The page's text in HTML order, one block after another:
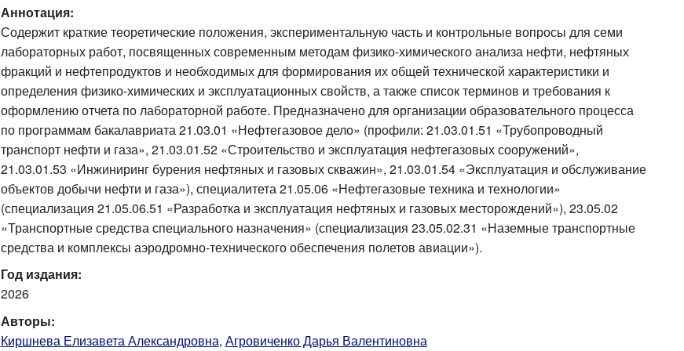
Аннотация:
Содержит краткие теоретические положения, экспериментальную часть и контрольные вопросы для семи
лабораторных работ, посвященных современным методам физико-химического анализа нефти, нефтяных
фракций и нефтепродуктов и необходимых для формирования их общей технической характеристики и
определения физико-химических и эксплуатационных свойств, а также список терминов и требования к
оформлению отчета по лабораторной работе. Предназначено для организации образовательного процесса
по программам бакалавриата 21.03.01 «Нефтегазовое дело» (профили: 21.03.01.51 «Трубопроводный
транспорт нефти и газа», 21.03.01.52 «Строительство и эксплуатация нефтегазовых сооружений»,
21.03.01.53 «Инжиниринг бурения нефтяных и газовых скважин», 21.03.01.54 «Эксплуатация и обслуживание
объектов добычи нефти и газа»), специалитета 21.05.06 «Нефтегазовые техника и технологии»
(специализация 21.05.06.51 «Разработка и эксплуатация нефтяных и газовых месторождений»), 23.05.02
«Транспортные средства специального назначения» (специализация 23.05.02.31 «Наземные транспортные
средства и комплексы аэродромно-технического обеспечения полетов авиации»).
Год издания:
2026
Авторы:
Киршнева Елизавета Александровна, Агровиченко Дарья Валентиновна